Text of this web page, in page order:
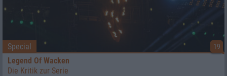
Special
Legend Of Wacken
Die Kritik zur Serie
19